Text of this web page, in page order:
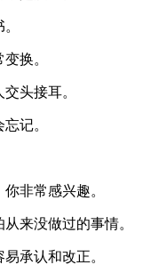
换。
头接耳。
记。
非常感兴趣。
来没做过的事情。
承认和改正。